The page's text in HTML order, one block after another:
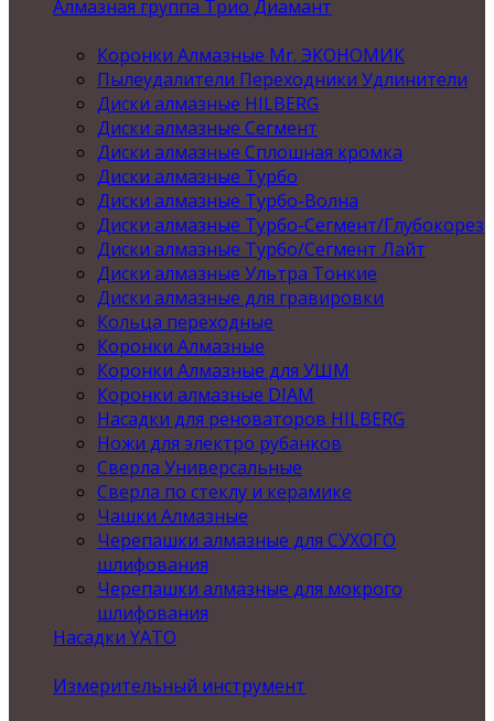
Алмазная группа Трио Диамант
Коронки Алмазные Mr. ЭКОНОМИК
Пылеудалители Переходники Удлинители
Диски алмазные HILBERG
Диски алмазные Сегмент
Диски алмазные Сплошная кромка
Диски алмазные Турбо
Диски алмазные Турбо-Волна
Диски алмазные Турбо-Сегмент/Глубокорез
Диски алмазные Турбо/Сегмент Лайт
Диски алмазные Ультра Тонкие
Диски алмазные для гравировки
Кольца переходные
Коронки Алмазные
Коронки Алмазные для УШМ
Коронки алмазные DIAM
Насадки для реноваторов HILBERG
Ножи для электро рубанков
Сверла Универсальные
Сверла по стеклу и керамике
Чашки Алмазные
Черепашки алмазные для СУХОГО
шлифования
Черепашки алмазные для мокрого
шлифования
Насадки YATO
Измерительный инструмент